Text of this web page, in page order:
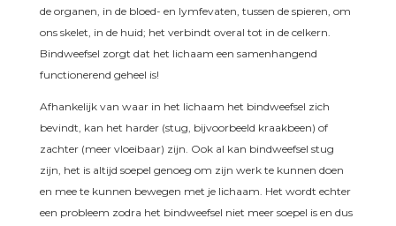
de organen, in de bloed- en lymfevaten, tussen de spieren, om
ons skelet, in de huid; het verbindt overal tot in de celkern.
Bindweefsel zorgt dat het lichaam een samenhangend
functionerend geheel is!
Afhankelijk van waar in het lichaam het bindweefsel zich
bevindt, kan het harder (stug, bijvoorbeeld kraakbeen) of
zachter (meer vloeibaar) zijn. Ook al kan bindweefsel stug
zijn, het is altijd soepel genoeg om zijn werk te kunnen doen
en mee te kunnen bewegen met je lichaam. Het wordt echter
een probleem zodra het bindweefsel niet meer soepel is en dus